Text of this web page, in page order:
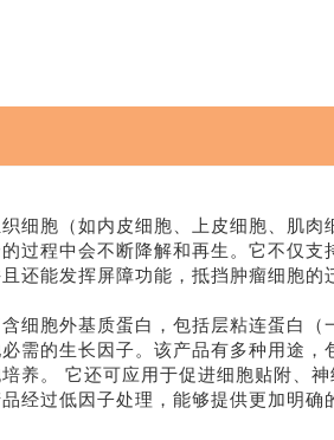
细胞（如内皮细胞、上皮细胞、肌肉
过程中会不断降解和再生。它不仅支
还能发挥屏障功能，抵挡肿瘤细胞的
细胞外基质蛋白，包括层粘连蛋白（
需的生长因子。该产品有多种用途，
养。 它还可应用于促进细胞贴附、
经过低因子处理，能够提供更加明确